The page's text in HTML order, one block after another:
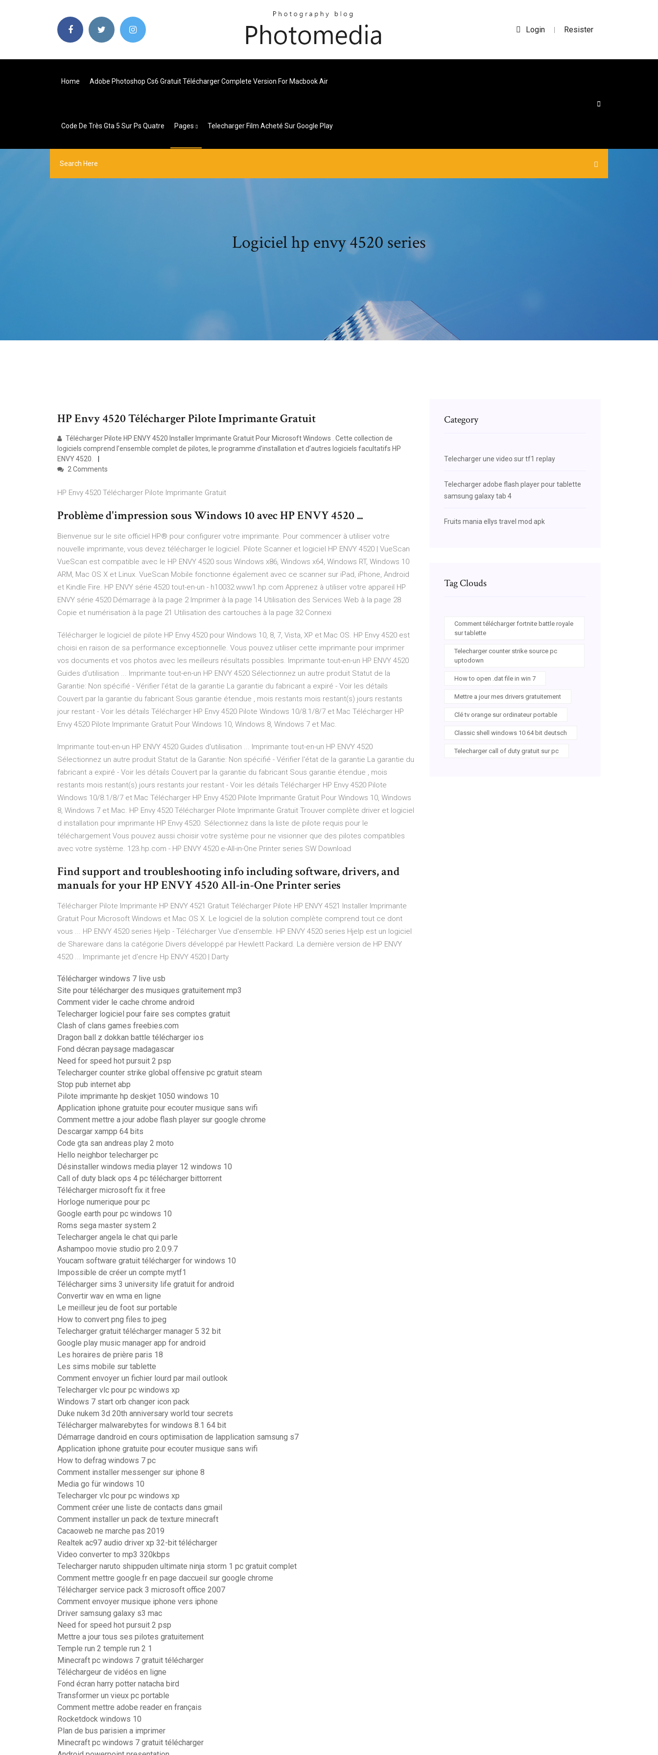
Login | Resister
Home Adobe Photoshop Cs6 Gratuit Télécharger Complete Version For Macbook Air
Code De Très Gta 5 Sur Ps Quatre Pages Telecharger Film Acheté Sur Google Play
Logiciel hp envy 4520 series
HP Envy 4520 Télécharger Pilote Imprimante Gratuit
Télécharger Pilote HP ENVY 4520 Installer Imprimante Gratuit Pour Microsoft Windows . Cette collection de
logiciels comprend l’ensemble complet de pilotes, le programme d’installation et d’autres logiciels facultatifs HP
ENVY 4520.
2 Comments
HP Envy 4520 Télécharger Pilote Imprimante Gratuit
Problème d'impression sous Windows 10 avec HP ENVY 4520 ...
Bienvenue sur le site officiel HP® pour configurer votre imprimante. Pour commencer à utiliser votre
nouvelle imprimante, vous devez télécharger le logiciel. Pilote Scanner et logiciel HP ENVY 4520 | VueScan
VueScan est compatible avec le HP ENVY 4520 sous Windows x86, Windows x64, Windows RT, Windows 10
ARM, Mac OS X et Linux. VueScan Mobile fonctionne également avec ce scanner sur iPad, iPhone, Android
et Kindle Fire. HP ENVY série 4520 tout-en-un - h10032.www1.hp.com Apprenez à utiliser votre appareil HP
ENVY série 4520 Démarrage à la page 2 Imprimer à la page 14 Utilisation des Services Web à la page 28
Copie et numérisation à la page 21 Utilisation des cartouches à la page 32 Connexi
Télécharger le logiciel de pilote HP Envy 4520 pour Windows 10, 8, 7, Vista, XP et Mac OS. HP Envy 4520 est
choisi en raison de sa performance exceptionnelle. Vous pouvez utiliser cette imprimante pour imprimer
vos documents et vos photos avec les meilleurs résultats possibles. Imprimante tout-en-un HP ENVY 4520
Guides d'utilisation ... Imprimante tout-en-un HP ENVY 4520 Sélectionnez un autre produit Statut de la
Garantie: Non spécifié - Vérifier l'état de la garantie La garantie du fabricant a expiré - Voir les détails
Couvert par la garantie du fabricant Sous garantie étendue , mois restants mois restant(s) jours restants
jour restant - Voir les détails Télécharger HP Envy 4520 Pilote Windows 10/8.1/8/7 et Mac Télécharger HP
Envy 4520 Pilote Imprimante Gratuit Pour Windows 10, Windows 8, Windows 7 et Mac.
Imprimante tout-en-un HP ENVY 4520 Guides d'utilisation ... Imprimante tout-en-un HP ENVY 4520
Sélectionnez un autre produit Statut de la Garantie: Non spécifié - Vérifier l'état de la garantie La garantie du
fabricant a expiré - Voir les détails Couvert par la garantie du fabricant Sous garantie étendue , mois
restants mois restant(s) jours restants jour restant - Voir les détails Télécharger HP Envy 4520 Pilote
Windows 10/8.1/8/7 et Mac Télécharger HP Envy 4520 Pilote Imprimante Gratuit Pour Windows 10, Windows
8, Windows 7 et Mac. HP Envy 4520 Télécharger Pilote Imprimante Gratuit Trouver complète driver et logiciel
d installation pour imprimante HP Envy 4520. Sélectionnez dans la liste de pilote requis pour le
téléchargement Vous pouvez aussi choisir votre système pour ne visionner que des pilotes compatibles
avec votre système. 123.hp.com - HP ENVY 4520 e-All-in-One Printer series SW Download
Find support and troubleshooting info including software, drivers, and
manuals for your HP ENVY 4520 All-in-One Printer series
Télécharger Pilote Imprimante HP ENVY 4521 Gratuit Télécharger Pilote HP ENVY 4521 Installer Imprimante
Gratuit Pour Microsoft Windows et Mac OS X. Le logiciel de la solution complète comprend tout ce dont
vous ... HP ENVY 4520 series Hjelp - Télécharger Vue d'ensemble. HP ENVY 4520 series Hjelp est un logiciel
de Shareware dans la catégorie Divers développé par Hewlett Packard. La dernière version de HP ENVY
4520 ... Imprimante jet d'encre Hp ENVY 4520 | Darty
Télécharger windows 7 live usb
Site pour télécharger des musiques gratuitement mp3
Comment vider le cache chrome android
Telecharger logiciel pour faire ses comptes gratuit
Clash of clans games freebies.com
Dragon ball z dokkan battle télécharger ios
Fond décran paysage madagascar
Need for speed hot pursuit 2 psp
Telecharger counter strike global offensive pc gratuit steam
Stop pub internet abp
Pilote imprimante hp deskjet 1050 windows 10
Application iphone gratuite pour ecouter musique sans wifi
Comment mettre a jour adobe flash player sur google chrome
Descargar xampp 64 bits
Code gta san andreas play 2 moto
Hello neighbor telecharger pc
Désinstaller windows media player 12 windows 10
Call of duty black ops 4 pc télécharger bittorrent
Télécharger microsoft fix it free
Horloge numerique pour pc
Google earth pour pc windows 10
Roms sega master system 2
Telecharger angela le chat qui parle
Ashampoo movie studio pro 2.0.9.7
Youcam software gratuit télécharger for windows 10
Impossible de créer un compte mytf1
Télécharger sims 3 university life gratuit for android
Convertir wav en wma en ligne
Le meilleur jeu de foot sur portable
How to convert png files to jpeg
Telecharger gratuit télécharger manager 5 32 bit
Google play music manager app for android
Les horaires de prière paris 18
Les sims mobile sur tablette
Comment envoyer un fichier lourd par mail outlook
Telecharger vlc pour pc windows xp
Windows 7 start orb changer icon pack
Duke nukem 3d 20th anniversary world tour secrets
Télécharger malwarebytes for windows 8.1 64 bit
Démarrage dandroid en cours optimisation de lapplication samsung s7
Application iphone gratuite pour ecouter musique sans wifi
How to defrag windows 7 pc
Comment installer messenger sur iphone 8
Media go für windows 10
Telecharger vlc pour pc windows xp
Comment créer une liste de contacts dans gmail
Comment installer un pack de texture minecraft
Cacaoweb ne marche pas 2019
Realtek ac97 audio driver xp 32-bit télécharger
Video converter to mp3 320kbps
Telecharger naruto shippuden ultimate ninja storm 1 pc gratuit complet
Comment mettre google.fr en page daccueil sur google chrome
Télécharger service pack 3 microsoft office 2007
Comment envoyer musique iphone vers iphone
Driver samsung galaxy s3 mac
Need for speed hot pursuit 2 psp
Mettre a jour tous ses pilotes gratuitement
Temple run 2 temple run 2 1
Minecraft pc windows 7 gratuit télécharger
Téléchargeur de vidéos en ligne
Fond écran harry potter natacha bird
Transformer un vieux pc portable
Comment mettre adobe reader en français
Rocketdock windows 10
Plan de bus parisien a imprimer
Minecraft pc windows 7 gratuit télécharger
Category
Telecharger une video sur tf1 replay
Telecharger adobe flash player pour tablette
samsung galaxy tab 4
Fruits mania ellys travel mod apk
Tag Clouds
Comment télécharger fortnite battle royale
sur tablette
Telecharger counter strike source pc
uptodown
How to open .dat file in win 7
Mettre a jour mes drivers gratuitement
Clé tv orange sur ordinateur portable
Classic shell windows 10 64 bit deutsch
Telecharger call of duty gratuit sur pc